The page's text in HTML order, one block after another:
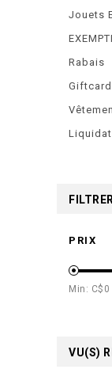
Jouets
Rabais
Giftcard
PRIX
Min: C$ 0
VU(S)